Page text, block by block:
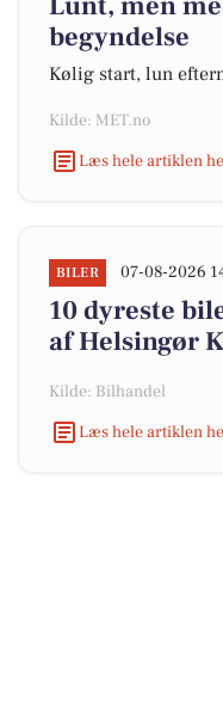
begyndelse
Kølig start, lun
Kilde: MET.no
Læs hele artiklen
BILER 07-08-2026
10 dyreste
af Helsingør
Kilde: Bilhandel
Læs hele artiklen